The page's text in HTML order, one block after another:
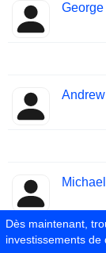
Dès maintenant,
investissements de